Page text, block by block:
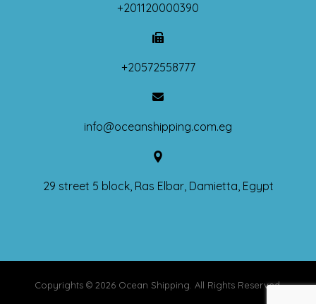
+201120000390
+20572558777
info@oceanshipping.com.eg
29 street 5 block, Ras Elbar, Damietta, Egypt
Copyrights © 2026 Ocean Shipping. All Rights Reserved.